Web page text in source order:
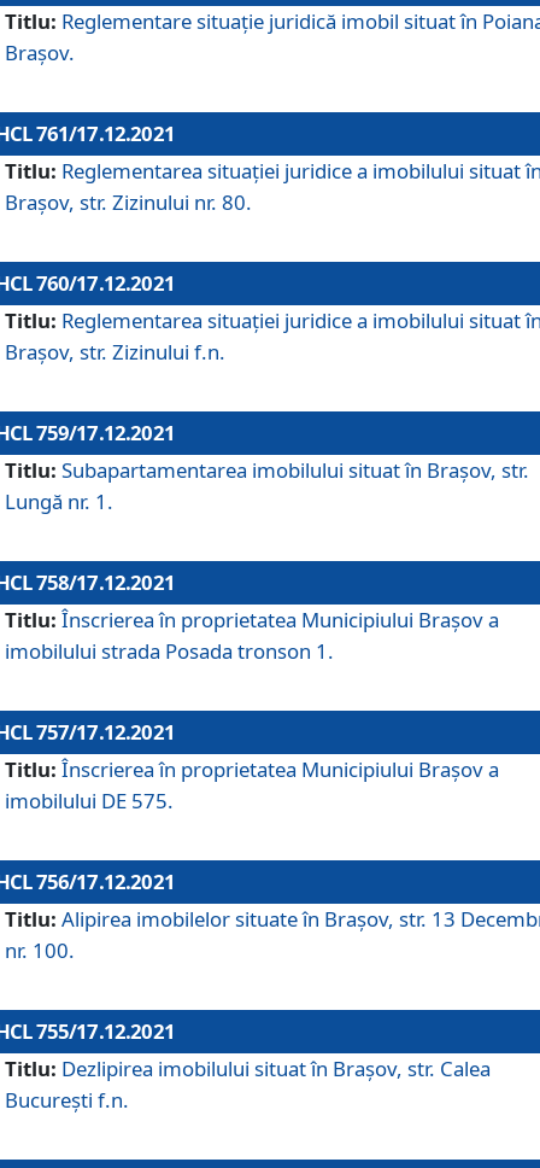
Titlu: Reglementare situație juridică imobil situat în
Brașov.
761/17.12.2021
Titlu: Reglementarea situației juridice a imobilului situat
Brașov, str. Zizinului nr. 80.
760/17.12.2021
Titlu: Reglementarea situației juridice a imobilului situat
Brașov, str. Zizinului f.n.
759/17.12.2021
Titlu: Subapartamentarea imobilului situat în Brașov, str.
Lungă nr. 1.
758/17.12.2021
Titlu: Înscrierea în proprietatea Municipiului Brașov a
imobilului strada Posada tronson 1.
757/17.12.2021
Titlu: Înscrierea în proprietatea Municipiului Brașov a
imobilului DE 575.
756/17.12.2021
Titlu: Alipirea imobilelor situate în Brașov, str. 13
nr. 100.
755/17.12.2021
Titlu: Dezlipirea imobilului situat în Brașov, str. Calea
București f.n.